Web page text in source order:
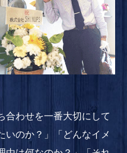
合わせを一番大切にして
いのか？」「どんなイメ